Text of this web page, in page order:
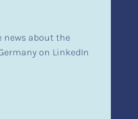
news about the
on LinkedIn